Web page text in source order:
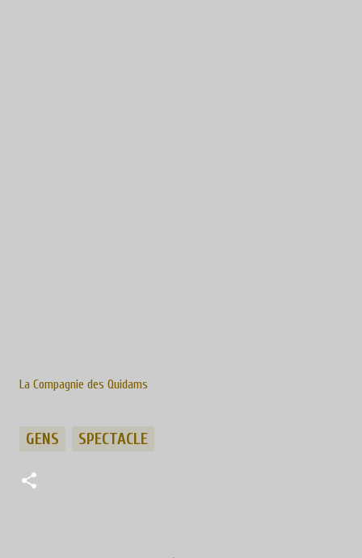
La Compagnie des Quidams
GENS SPECTACLE